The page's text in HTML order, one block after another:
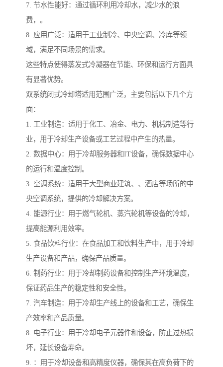
7. 节水性能好：通过循环利用冷却水，减少水的浪
费，。
8. 应用广泛：适用于工业制冷、中央空调、冷库等领
域，满足不同场景的需求。
这些特点使得蒸发式冷凝器在节能、环保和运行方面具
有显著优势。
双系统闭式冷却塔适用范围广泛，主要包括以下几个方
面：
1. 工业制造：适用于化工、冶金、电力、机械制造等行
业，用于冷却生产设备或工艺过程中产生的热量。
2. 数据中心：用于冷却服务器和IT设备，确保数据中心
的运行和温度控制。
3. 空调系统：适用于大型商业建筑、、酒店等场所的中
央空调系统，提供的冷却解决方案。
4. 能源行业：用于燃气轮机、蒸汽轮机等设备的冷却，
提高能源利用效率。
5. 食品饮料行业：在食品加工和饮料生产中，用于冷却
生产设备和产品，确保产品质量。
6. 制药行业：用于冷却制药设备和控制生产环境温度，
保证药品生产的稳定性和安全性。
7. 汽车制造：用于冷却生产线上的设备和工艺，确保生
产效率和产品质量。
8. 电子行业：用于冷却电子元器件和设备，防止过热损
坏，延长设备寿命。
9. ：用于冷却设备和高精度仪器，确保其在高负荷下的